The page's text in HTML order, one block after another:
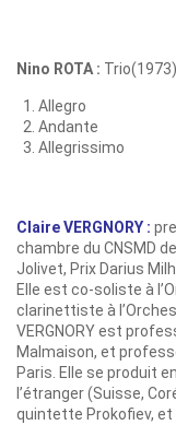
Nino ROTA : Trio(1973)
Allegro
Andante
Allegrissimo
Claire VERGNORY :
chambre du CNSMD
Jolivet, Prix Darius
Elle est co-soliste à
clarinettiste à
VERGNORY est
Malmaison, et
Paris. Elle se produit
l’étranger (Suisse,
quintette Prokofiev, et